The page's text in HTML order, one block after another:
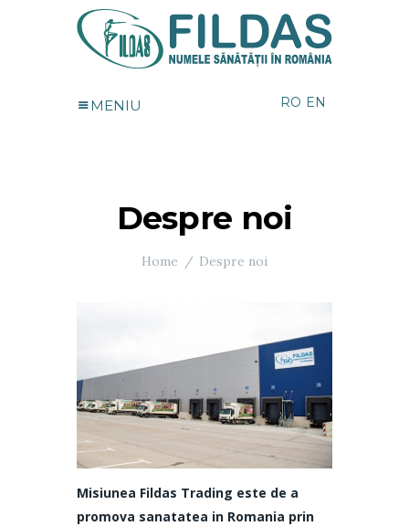
MENIU RO EN
Despre noi
Home Despre noi
Misiunea Fildas Trading este de a
promova sanatatea in Romania prin